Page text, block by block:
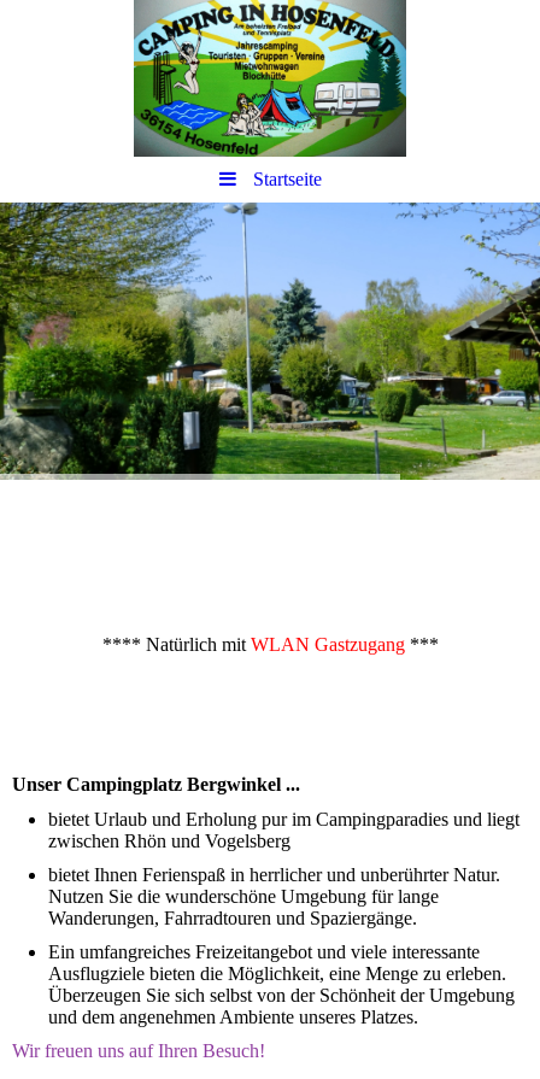
Startseite
**** Natürlich mit WLAN Gastzugang***
Unser Campingplatz Bergwinkel ...
bietet Urlaub und Erholung pur im Campingparadies und liegt
zwischen Rhön und Vogelsberg
bietet Ihnen Ferienspaß in herrlicher und unberührter Natur.
Nutzen Sie die wunderschöne Umgebung für lange
Wanderungen, Fahrradtouren und Spaziergänge.
Ein umfangreiches Freizeitangebot und viele interessante
Ausflugziele bieten die Möglichkeit, eine Menge zu erleben.
Überzeugen Sie sich selbst von der Schönheit der Umgebung
und dem angenehmen Ambiente unseres Platzes.
Wir freuen uns auf Ihren Besuch!